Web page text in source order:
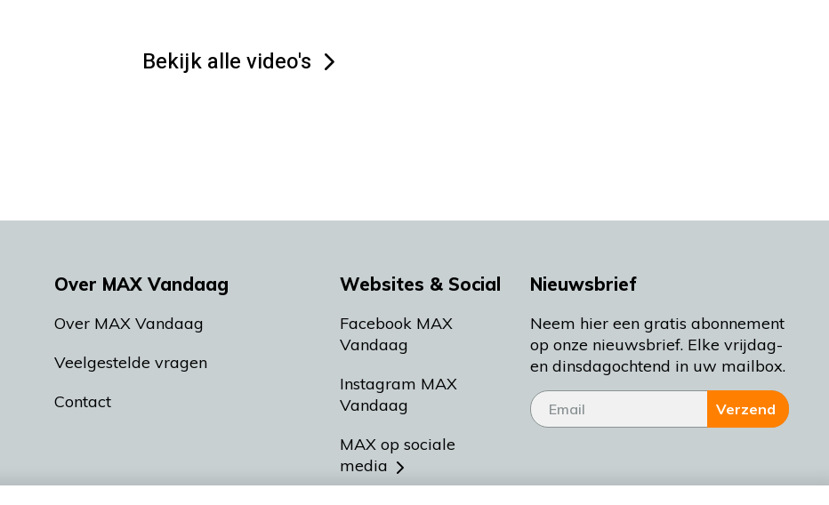
Bekijk alle video's
Over MAX Vandaag
Over MAX Vandaag
Veelgestelde vragen
Contact
Websites & Social
Facebook MAX
Vandaag
Instagram MAX
Vandaag
MAX op sociale
media
Nieuwsbrief
Neem hier een gratis abonnement
op onze nieuwsbrief. Elke vrijdag-
en dinsdagochtend in uw mailbox.
Verzend